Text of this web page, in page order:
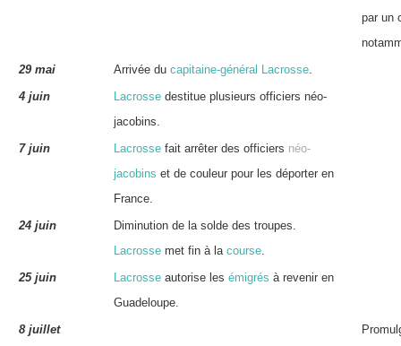
par un
29 mai
Arrivée du capitaine-général Lacrosse
4 juin
Lacrosse destitue plusieurs officiers néo-
jacobins.
7 juin
Lacrosse fait arrêter des officiers néo-
jacobins et de couleur pour les déporter en
France.
24 juin
Diminution de la solde des troupes.
Lacrosse met fin à la course
25 juin
Lacrosse autorise les émigrés à revenir en
Guadeloupe.
8 juillet